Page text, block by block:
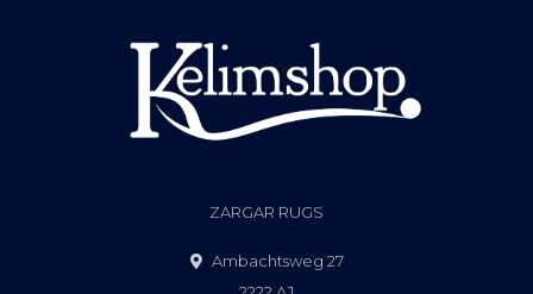
ZARGAR RUGS
Ambachtsweg 27